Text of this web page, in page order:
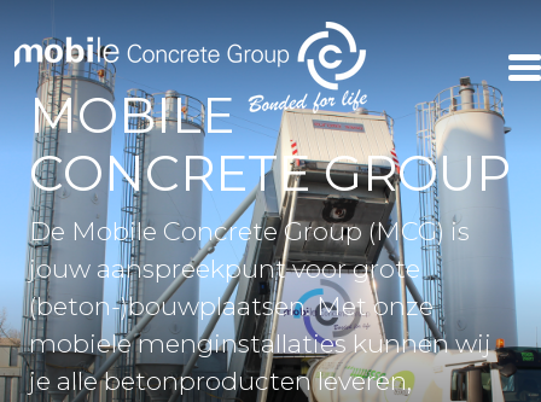
MOBILE
CONCRETE GROUP
De Mobile Concrete Group (MCG) is
jouw aanspreekpunt voor grote
(beton-)bouwplaatsen. Met onze
mobiele menginstallaties kunnen wij
je alle betonproducten leveren,